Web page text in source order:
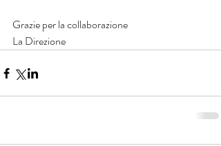
Grazie per la collaborazione
La Direzione